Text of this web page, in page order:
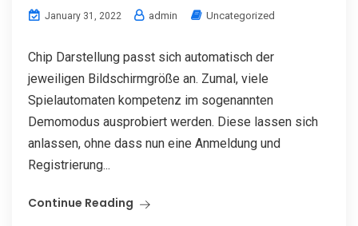
January 31, 2022 admin Uncategorized
Chip Darstellung passt sich automatisch der
jeweiligen Bildschirmgröße an. Zumal, viele
Spielautomaten kompetenz im sogenannten
Demomodus ausprobiert werden. Diese lassen sich
anlassen, ohne dass nun eine Anmeldung und
Registrierung...
Continue Reading